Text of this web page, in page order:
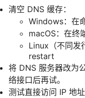
清空 DNS 缓存：
Windows：在
macOS：在
Linux（不同
restart
将 DNS 服务器改为
络接口后再试。
测试直接访问 IP 地